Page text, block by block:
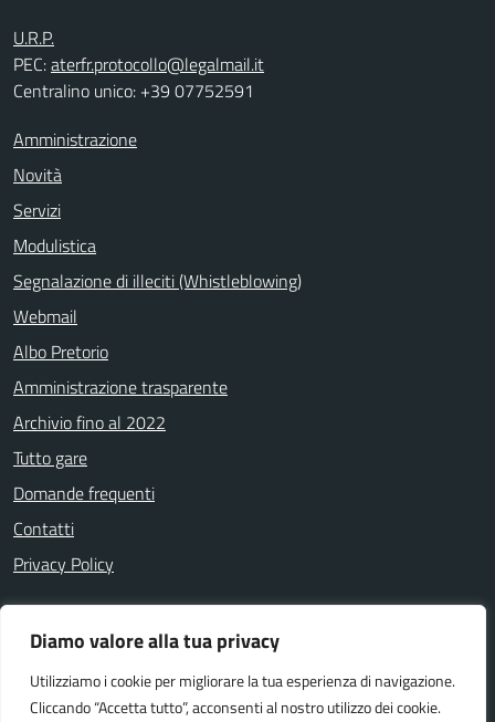
Diamo valore alla tua privacy
Utilizziamo i cookie per migliorare la tua esperienza di navigazione.
Cliccando “Accetta tutto”, acconsenti al nostro utilizzo dei cookie.
U.R.P.
PEC:aterfr.protocollo@legalmail.it
Centralino unico: +39 07752591
Amministrazione
Novità
Servizi
Modulistica
Segnalazione di illeciti (Whistleblowing)
Webmail
Albo Pretorio
Amministrazione trasparente
Archivio fino al 2022
Tutto gare
Domande frequenti
Contatti
Privacy Policy
SEGUICI SU
FacebookLinkedIn